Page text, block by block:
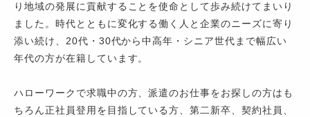
り地域の発展に貢献することを使命として歩み続けてまいり
ました。時代とともに変化する働く人と企業のニーズに寄り
添い続け、20代・30代から中高年・シニア世代まで幅広い
年代の方が在籍しています。
ハローワークで求職中の方、派遣のお仕事をお探しの方はも
ちろん正社員登用を目指している方、第二新卒、契約社員、